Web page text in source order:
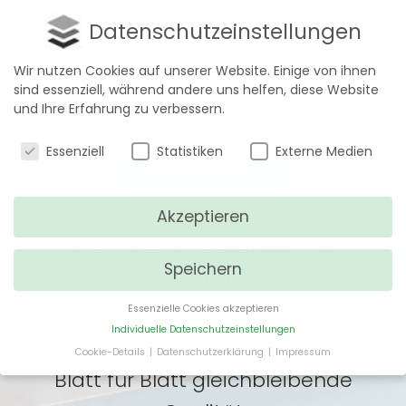
LOSEBLATTSAMMLUNGEN
Serien
Serien, Kataloge, Rundschreiben,
Berichte, Fächer, Ordnerinhalte:
Blatt für Blatt gleichbleibende
Datenschutzeinstellungen
Wir nutzen Cookies auf unserer Website. Einige von ihnen
sind essenziell, während andere uns helfen, diese Website
und Ihre Erfahrung zu verbessern.
Datenschutzeinstellungen
Essenziell Statistiken Externe Medien
Akzeptieren
Speichern
Essenzielle Cookies akzeptieren
Individuelle Datenschutzeinstellungen
Cookie-Details
Datenschutzerklärung Impressum
Datenschutzeinstellungen